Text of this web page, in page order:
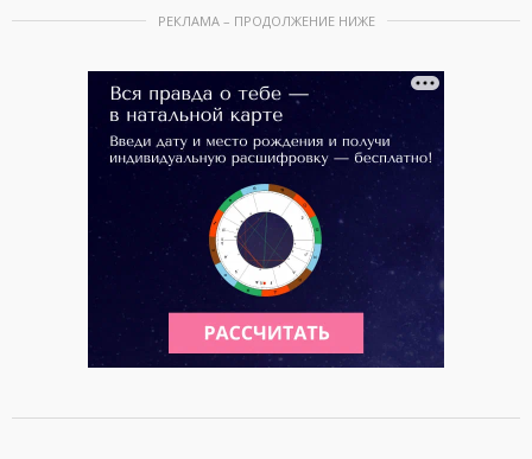
РЕКЛАМА – ПРОДОЛЖЕНИЕ НИЖЕ